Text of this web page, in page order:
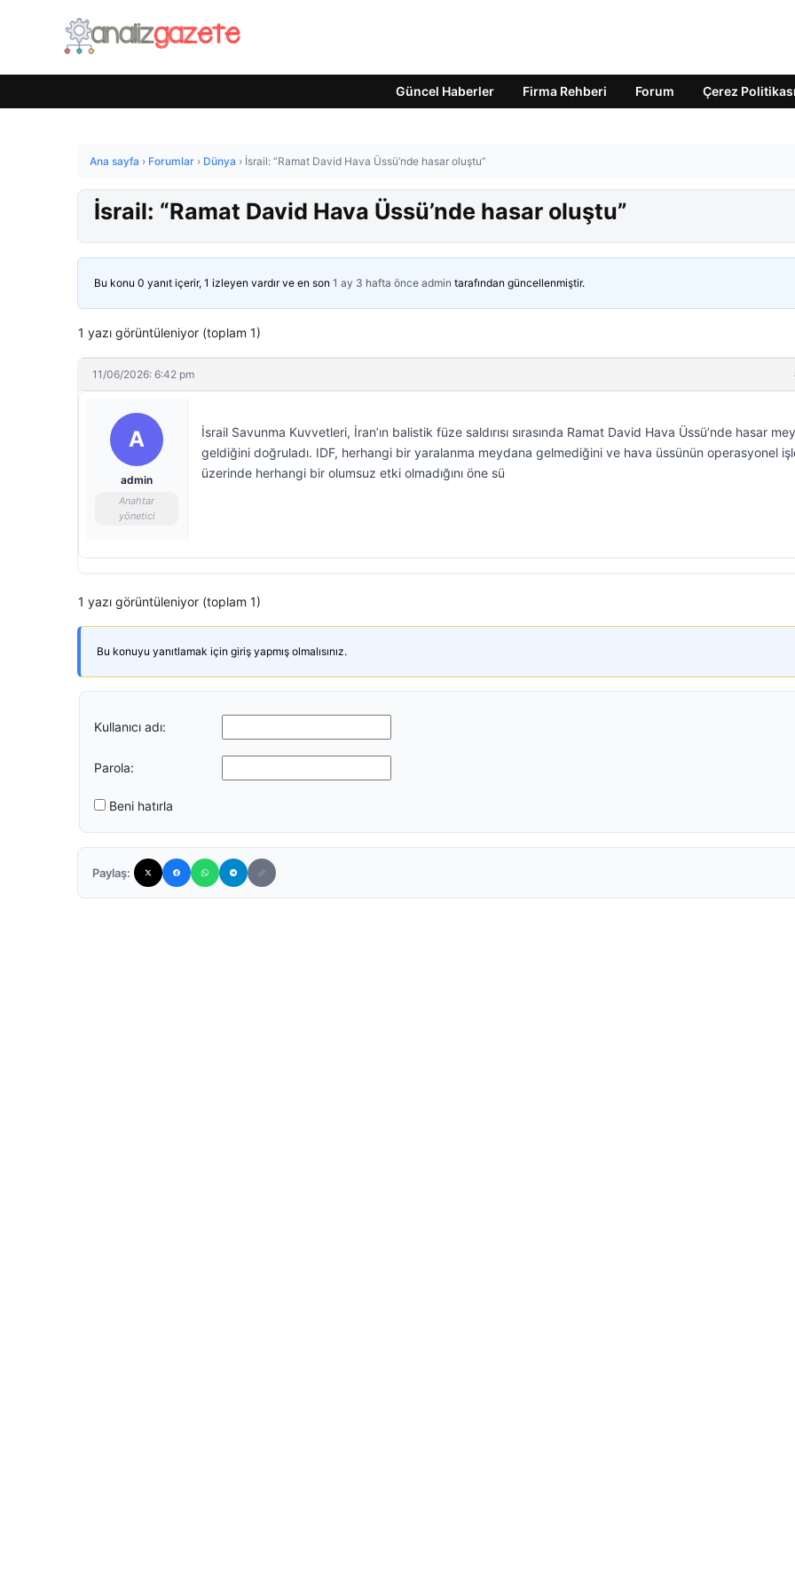
Güncel Haberler Firma Rehberi Forum Çerez Politikası
Ana sayfa › Forumlar › Dünya › İsrail: “Ramat David Hava Üssü’nde hasar oluştu”
İsrail: “Ramat David Hava Üssü’nde hasar oluştu”
Bu konu 0 yanıt içerir, 1 izleyen vardır ve en son 1 ay 3 hafta önce admin tarafından güncellenmiştir.
1 yazı görüntüleniyor (toplam 1)
11/06/2026: 6:42 pm
A
admin
Anahtar
yönetici
İsrail Savunma Kuvvetleri, İran’ın balistik füze saldırısı sırasında Ramat David Hava Üssü’nde hasar
geldiğini doğruladı. IDF, herhangi bir yaralanma meydana gelmediğini ve hava üssünün operasyonel
üzerinde herhangi bir olumsuz etki olmadığını öne sü
1 yazı görüntüleniyor (toplam 1)
Bu konuyu yanıtlamak için giriş yapmış olmalısınız.
Kullanıcı adı:
Parola:
Beni hatırla
Paylaş: